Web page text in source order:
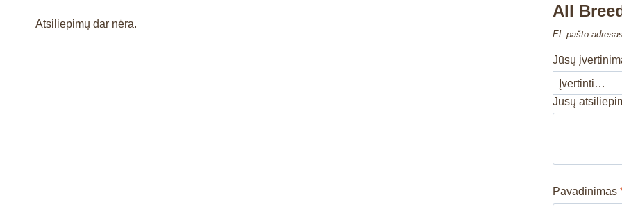
Atsiliepimų dar nėra.
All
El. pašto
Jūsų
Jūsų
Pavadinimas